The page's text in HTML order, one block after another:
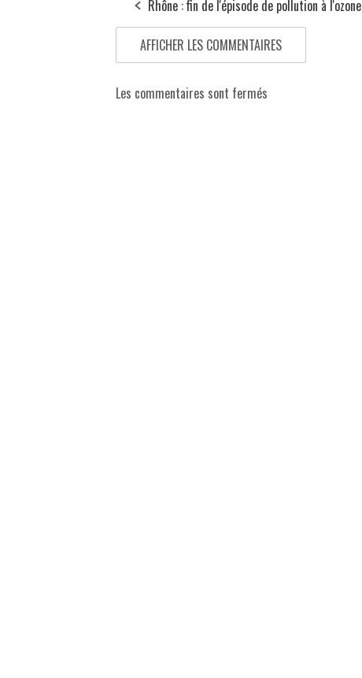
Rhône : fin de l'épisode de pollution à l'ozone
AFFICHER LES COMMENTAIRES
Les commentaires sont fermés